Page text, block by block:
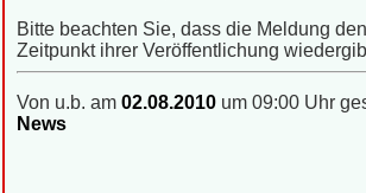
Bitte beachten Sie, dass die Meldung
Zeitpunkt ihrer Veröffentlichung
Von u.b. am 02.08.2010 um 09:00 Uhr
News